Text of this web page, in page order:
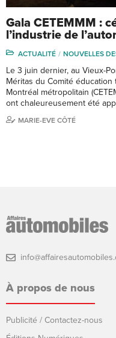
Gala CETEMMM :
l’industrie de
ACTUALITÉ NOUVELLES
Le 3 juin dernier, au Vieux-
Méritas du Comité
Montréal métropolitain
ont chaleureusement été
MARIE-EVE CÔTÉ
À propos de nous
Publicité / Contactez-nous